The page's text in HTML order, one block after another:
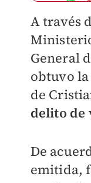
A través
General
obtuvo
de
delito de
De
emitida,